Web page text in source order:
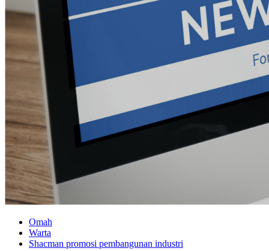
Omah
Warta
Shacman promosi pembangunan industri